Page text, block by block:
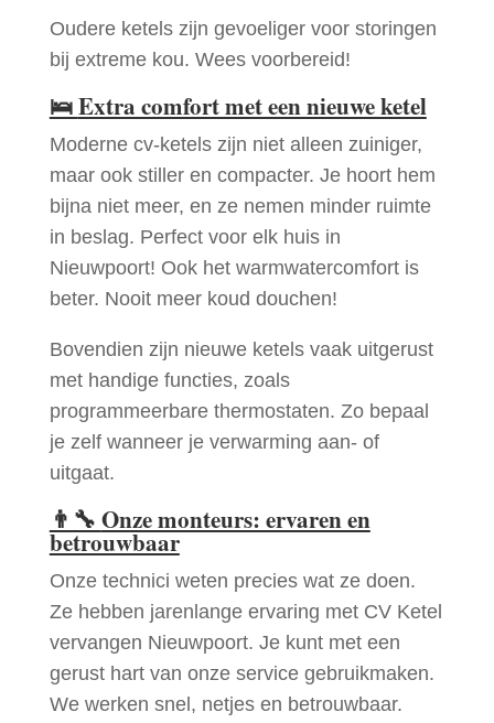
Oudere ketels zijn gevoeliger voor storingen
bij extreme kou. Wees voorbereid!
🛌Extra comfort met een nieuwe ketel
Moderne cv-ketels zijn niet alleen zuiniger,
maar ook stiller en compacter. Je hoort hem
bijna niet meer, en ze nemen minder ruimte
in beslag. Perfect voor elk huis in
Nieuwpoort! Ook het warmwatercomfort is
beter. Nooit meer koud douchen!
Bovendien zijn nieuwe ketels vaak uitgerust
met handige functies, zoals
programmeerbare thermostaten. Zo bepaal
je zelf wanneer je verwarming aan- of
uitgaat.
👨‍🔧 Onze monteurs: ervaren en
betrouwbaar
Onze technici weten precies wat ze doen.
Ze hebben jarenlange ervaring met CV Ketel
vervangen Nieuwpoort. Je kunt met een
gerust hart van onze service gebruikmaken.
We werken snel, netjes en betrouwbaar.